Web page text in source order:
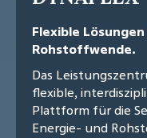
Flexible
Rohstoffwende.
Das
flexible,
Plattform für die
Energie- und